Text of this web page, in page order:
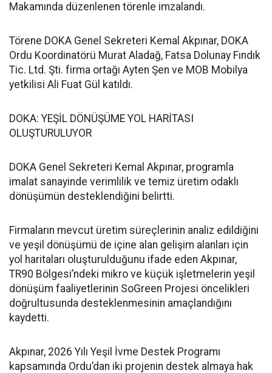
Makamında düzenlenen törenle imzalandı.
Törene DOKA Genel Sekreteri Kemal Akpınar, DOKA
Ordu Koordinatörü Murat Aladağ, Fatsa Dolunay Fındık
Tic. Ltd. Şti. firma ortağı Ayten Şen ve MOB Mobilya
yetkilisi Ali Fuat Gül katıldı.
DOKA: YEŞİL DÖNÜŞÜME YOL HARİTASI
OLUŞTURULUYOR
DOKA Genel Sekreteri Kemal Akpınar, programla
imalat sanayinde verimlilik ve temiz üretim odaklı
dönüşümün desteklendiğini belirtti.
Firmaların mevcut üretim süreçlerinin analiz edildiğini
ve yeşil dönüşümü de içine alan gelişim alanları için
yol haritaları oluşturulduğunu ifade eden Akpınar,
TR90 Bölgesi’ndeki mikro ve küçük işletmelerin yeşil
dönüşüm faaliyetlerinin SoGreen Projesi öncelikleri
doğrultusunda desteklenmesinin amaçlandığını
kaydetti.
Akpınar, 2026 Yılı Yeşil İvme Destek Programı
kapsamında Ordu’dan iki projenin destek almaya hak